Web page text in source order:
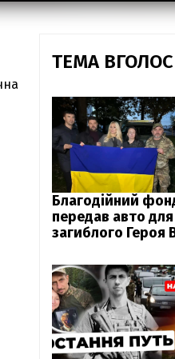
ТЕМА ВГОЛОС
Благодійний
передав авто
загиблого Героя